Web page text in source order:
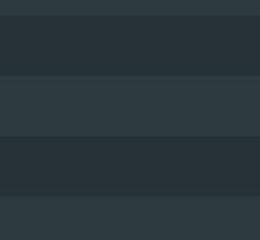
클라이언트)
을 가지는 Mac
720p
클라이언트)
그래픽 드라이
최소사양 지원 해